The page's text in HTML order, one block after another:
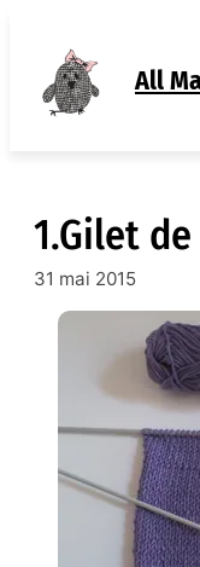
contenu
All
1.Gilet de
31 mai 2015